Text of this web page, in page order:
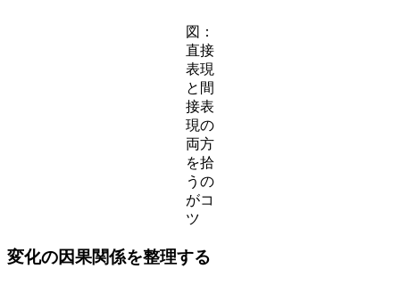
図：
直接
表現
と間
接表
現の
両方
を拾
うの
がコ
ツ
変化の因果関係を整理する